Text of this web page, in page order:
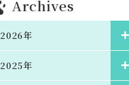
Archives
2026年
2025年